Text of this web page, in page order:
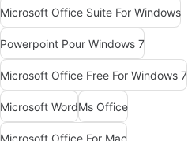
Microsoft Office Suite For Windows
Powerpoint Pour Windows 7
Microsoft Office Free For Windows 7
Microsoft WordMs Office
Microsoft Office For Mac